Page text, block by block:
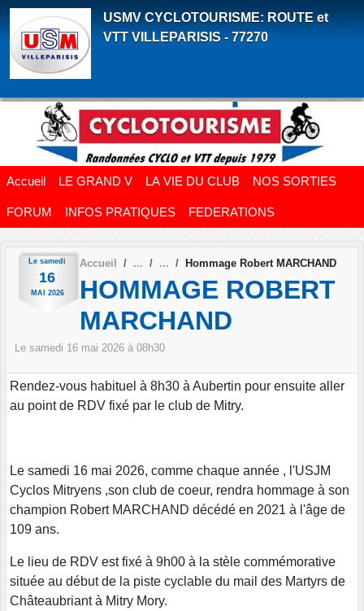
USMV CYCLOTOURISME: ROUTE et
VTT VILLEPARISIS - 77270
Accueil LE GRAND V LA VIE DU CLUB NOS SORTIES
FORUM INFOS PRATIQUES FEDERATIONS
Le samedi
16
MAI 2026
Accueil Hommage Robert MARCHAND
HOMMAGE ROBERT
MARCHAND
Le samedi 16 mai 2026 à 08h30
Rendez-vous habituel à 8h30 à Aubertin pour ensuite aller
au point de RDV fixé par le club de Mitry.
Le samedi 16 mai 2026, comme chaque année , l'USJM
Cyclos Mitryens ,son club de coeur, rendra hommage à son
champion Robert MARCHAND décédé en 2021 à l'âge de
109 ans.
Le lieu de RDV est fixé à 9h00 à la stèle commémorative
située au début de la piste cyclable du mail des Martyrs de
Châteaubriant à Mitry Mory.
Panneau de gestion des cookies